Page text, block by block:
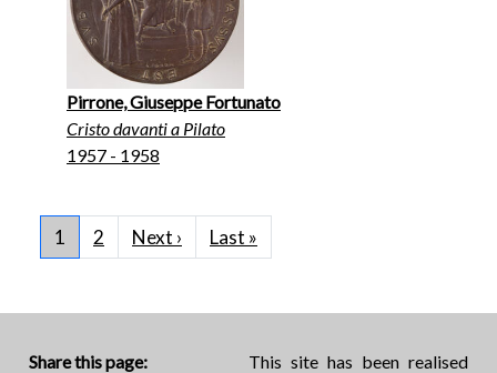
Pirrone, Giuseppe Fortunato
Cristo davanti a Pilato
1957 - 1958
1 2 Next › Next page
Last »
Share this page:
This site has been realised